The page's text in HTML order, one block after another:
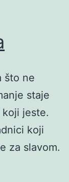
što ne
staje
jeste.
koji
za slavom.